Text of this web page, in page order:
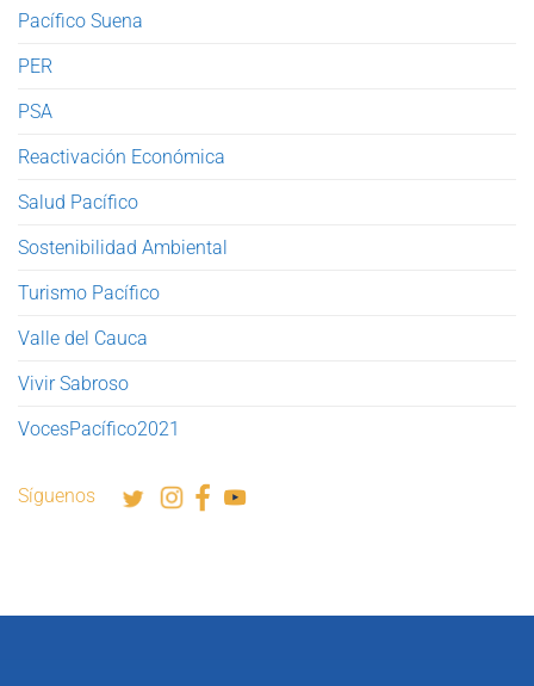
Pacífico Suena
PER
PSA
Reactivación Económica
Salud Pacífico
Sostenibilidad Ambiental
Turismo Pacífico
Valle del Cauca
Vivir Sabroso
VocesPacífico2021
Síguenos